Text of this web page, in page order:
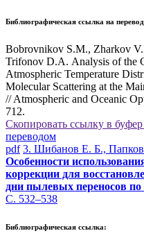
Библиографическая ссылка на
Bobrovnikov S.M., Zharkov
Trifonov D.A. Analysis of the
Atmospheric Temperature
Molecular Scattering at the
// Atmospheric and Oceanic
712.
Скопировать ссылку в
переводом
pdf 3. Шибанов Е. Б.,
Особенности
коррекции для
дни пылевых переносов
С. 532–538
Библиографическая ссылка: